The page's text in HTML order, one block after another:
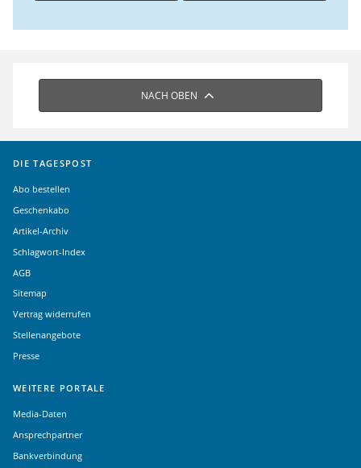
NACH OBEN
DIE TAGESPOST
Abo bestellen
Geschenkabo
Artikel-Archiv
Schlagwort-Index
AGB
Sitemap
Vertrag widerrufen
Stellenangebote
Presse
WEITERE PORTALE
Media-Daten
Ansprechpartner
Bankverbindung